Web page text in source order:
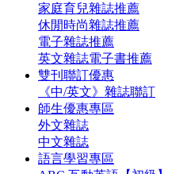
家庭育兒雜誌推薦
休閒時尚雜誌推薦
電子雜誌推薦
英文雜誌電子書推薦
雙刊聯訂優惠
《中/英文》雜誌聯訂
師生優惠專區
外文雜誌
中文雜誌
語言學習專區